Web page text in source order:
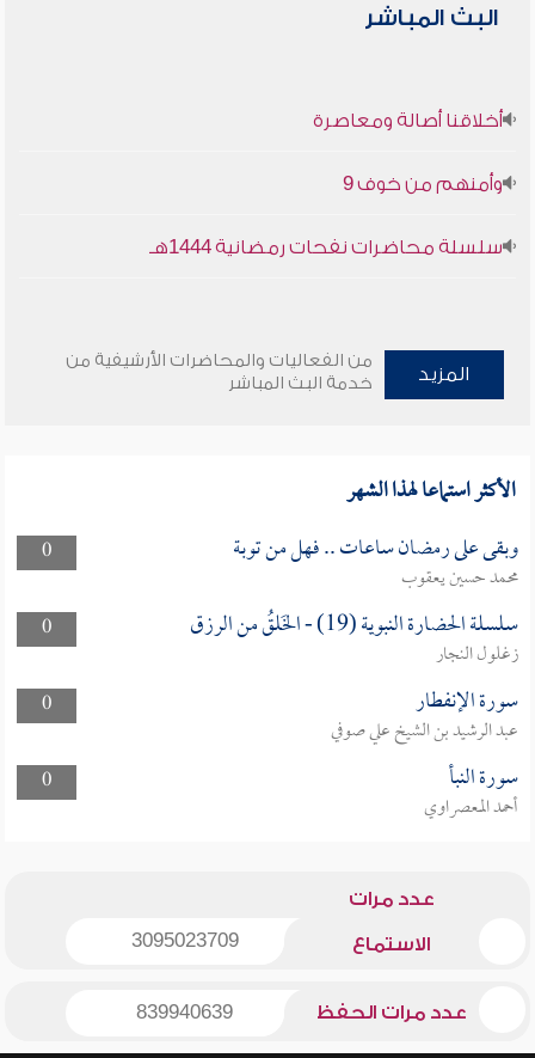
البث المباشر
أخلاقنا أصالة ومعاصرة
وأمنهم من خوف 9
سلسلة محاضرات نفحات رمضانية 1444هـ
المزيد
من الفعاليات والمحاضرات الأرشيفية من
خدمة البث المباشر
الأكثر استماعا لهذا الشهر
0 وبقى على رمضان ساعات .. فهل من توبة
محمد حسين يعقوب
0
سلسلة الحضارة النبوية (19) - الخَلقُ من الرزق
زغلول النجار
0
سورة الإنفطار
عبد الرشيد بن الشيخ علي صوفي
0
سورة النبأ
أحمد المعصراوي
عدد مرات
الاستماع 3095023709
عدد مرات الحفظ 839940639